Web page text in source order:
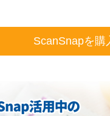
ScanSnapを購